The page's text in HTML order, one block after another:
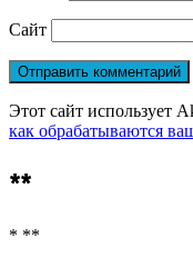
Сайт
Этот сайт использует
как обрабатываются
**
* **